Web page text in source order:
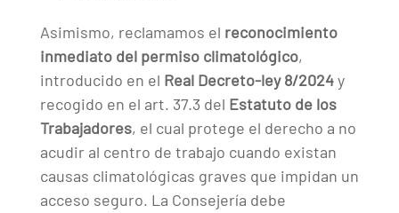
Asimismo, reclamamos el reconocimiento
inmediato del permiso climatológico,
introducido en el Real Decreto-ley 8/2024y
recogido en el art. 37.3 del Estatuto de los
Trabajadores, el cual protege el derecho a no
acudir al centro de trabajo cuando existan
causas climatológicas graves que impidan un
acceso seguro. La Consejería debe